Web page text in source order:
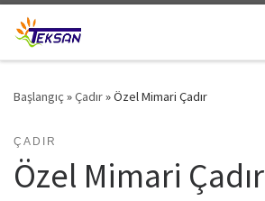
Skip to content
Başlangıç »Çadır»Özel Mimari Çadır
ÇADIR
Özel Mimari Çadır